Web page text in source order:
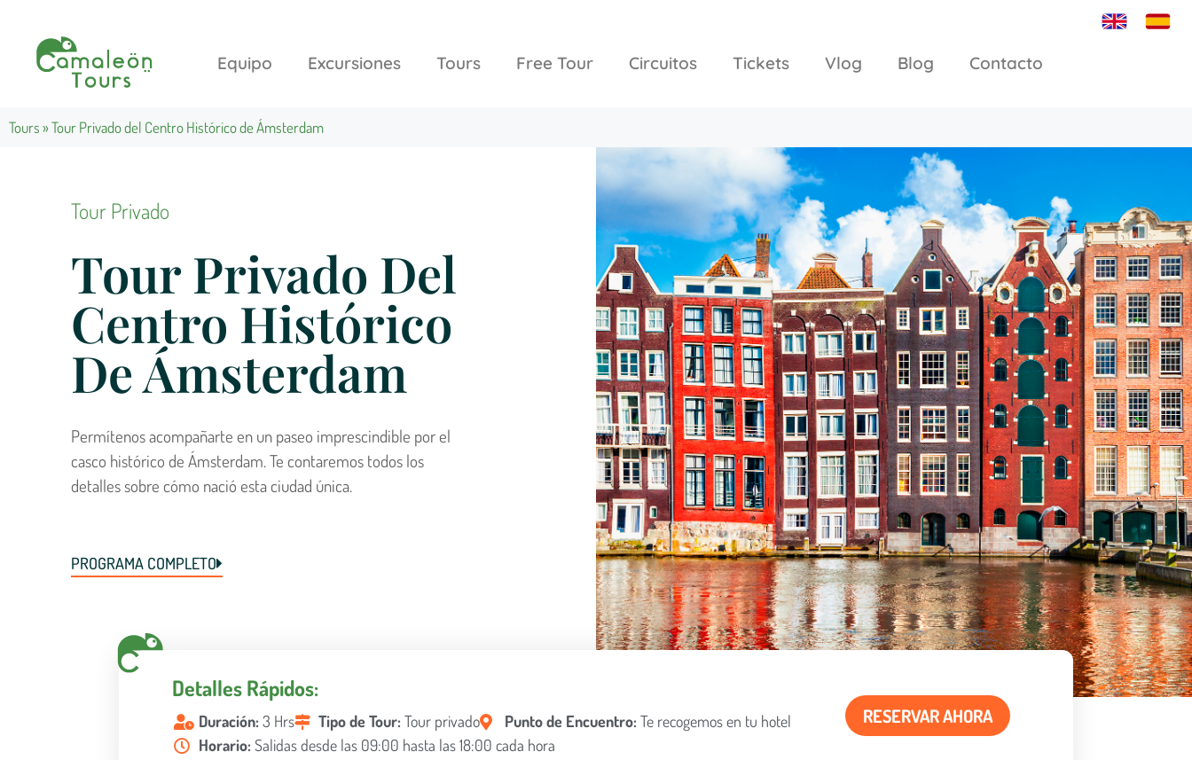
Equipo Excursiones Tours Free Tour Circuitos Tickets Vlog Blog Contacto
Tours»Tour Privado del Centro Histórico de Ámsterdam
Tour Privado
Tour Privado Del
Centro Histórico
De Ámsterdam
Permítenos acompañarte en un paseo imprescindible por el
casco histórico de Ámsterdam. Te contaremos todos los
detalles sobre cómo nació esta ciudad única.
PROGRAMA COMPLETO
Detalles Rápidos:
Duración: 3 Hrs Tipo de Tour:Tour privado Punto de Encuentro: Te recogemos en tu hotel
Horario: Salidas desde las 09:00 hasta las 18:00 cada hora
RESERVAR AHORA